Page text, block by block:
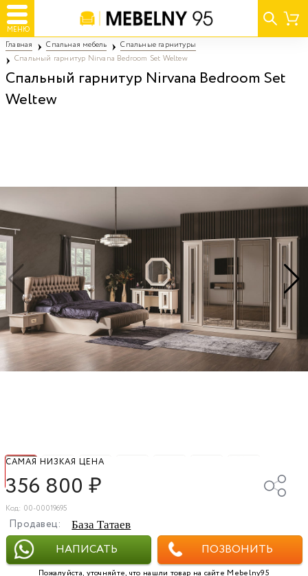
МЕНЮ
Главная Спальная мебель
Спальные гарнитуры
Спальный гарнитур Nirvana Bedroom Set Weltew
Спальный гарнитур Nirvana Bedroom Set
Weltew
САМАЯ НИЗКАЯ ЦЕНА
356 800 ₽
Код: 00-00019695
Продавец: База Татаев
НАПИСАТЬ ПОЗВОНИТЬ
Пожалуйста, уточняйте, что нашли товар на сайте Mebelny95